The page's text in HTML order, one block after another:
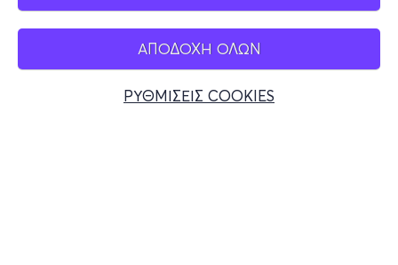
ΑΠΟΔΟΧΗ ΟΛΩΝ
ΡΥΘΜΙΣΕΙΣ COOKIES